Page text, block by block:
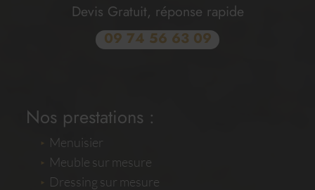
Devis Gratuit, réponse rapide
09 74 56 63 09
Nos prestations :
Menuisier
Meuble sur mesure
Dressing sur mesure